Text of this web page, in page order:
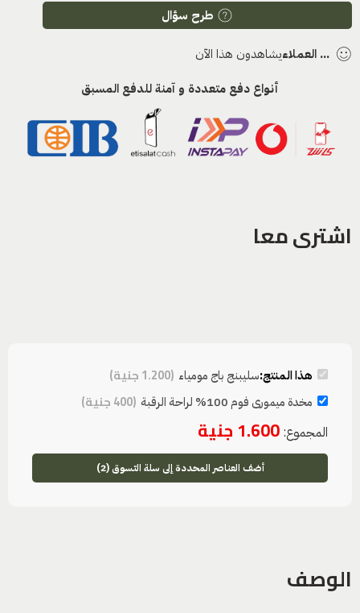
طرح سؤال
... العملاءيشاهدون هذا الآن
أنواع دفع متعددة و آمنة للدفع المسبق
اشترى معا
هذا المنتج:سليبنج باج مومياء (
1.200جنية)
مخدة ميمورى فوم 100% لراحة الرقبة (
400جنية)
المجموع: 1.600 جنية
أضف العناصر المحددة إلى سلة التسوق (2)
الوصف